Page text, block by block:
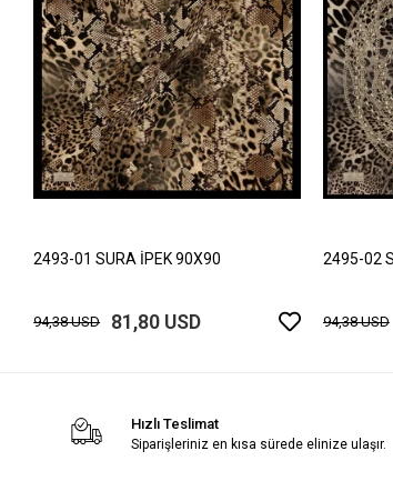
2493-01 SURA İPEK 90X90
94,38 USD 81,80 USD
2495-02
94,38 USD
Hızlı Teslimat
Siparişleriniz en kısa sürede elinize ulaşır.